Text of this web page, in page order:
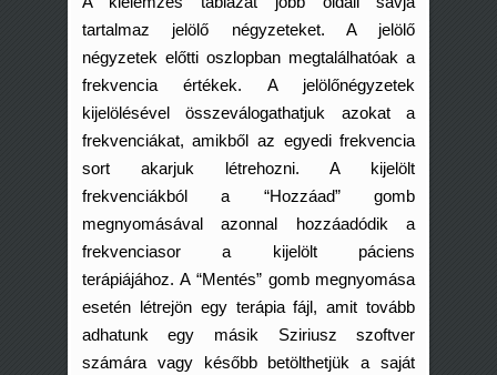
tartalmaz jelölő négyzeteket. A jelölő
négyzetek előtti oszlopban megtalálhatóak a
frekvencia értékek. A jelölőnégyzetek
kijelölésével összeválogathatjuk azokat a
frekvenciákat, amikből az egyedi frekvencia
sort akarjuk létrehozni. A kijelölt
frekvenciákból a “Hozzáad” gomb
megnyomásával azonnal hozzáadódik a
frekvenciasor a kijelölt páciens
terápiájához. A “Mentés” gomb megnyomása
esetén létrejön egy terápia fájl, amit tovább
adhatunk egy másik Sziriusz szoftver
számára vagy később betölthetjük a saját